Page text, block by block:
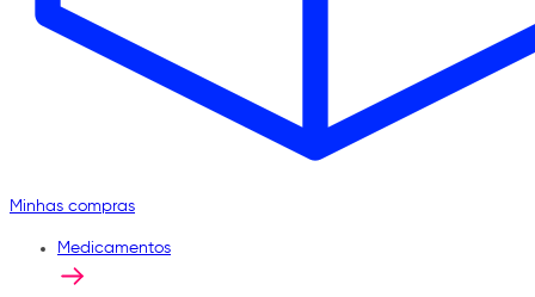
Minhas compras
Medicamentos